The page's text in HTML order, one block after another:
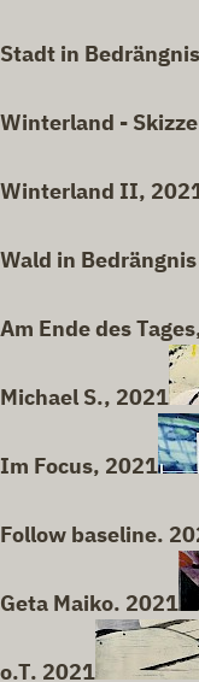
Stadt in
Winterland -
Winterland II,
Wald in
Am Ende des
Michael S., 2021
Im Focus, 2021
Follow baseline.
Geta Maiko. 2021
o.T. 2021